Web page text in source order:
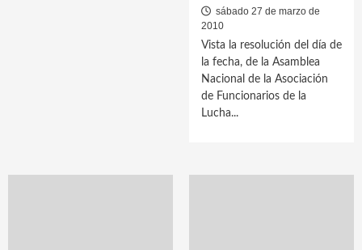
sábado 27 de marzo de
2010
Vista la resolución del día de
la fecha, de la Asamblea
Nacional de la Asociación
de Funcionarios de la
Lucha...